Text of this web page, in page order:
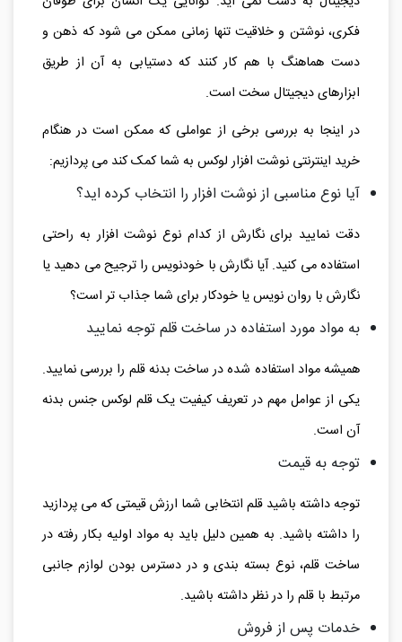
فکری، نوشتن و خلاقیت تنها زمانی ممکن می شود که ذهن و
دست هماهنگ با هم کار کنند که دستیابی به آن از طریق
ابزارهای دیجیتال سخت است.
در اینجا به بررسی برخی از عواملی که ممکن است در هنگام
خرید اینترنتی نوشت افزار لوکس به شما کمک کند می پردازیم:
آیا نوع مناسبی از نوشت افزار را انتخاب کرده اید؟
دقت نمایید برای نگارش از کدام نوع نوشت افزار به راحتی
استفاده می کنید. آیا نگارش با خودنویس را ترجیح می دهید یا
نگارش با روان نویس یا خودکار برای شما جذاب تر است؟
به مواد مورد استفاده در ساخت قلم توجه نمایید
همیشه مواد استفاده شده در ساخت بدنه قلم را بررسی نمایید.
یکی از عوامل مهم در تعریف کیفیت یک قلم لوکس جنس بدنه
آن است.
توجه به قیمت
توجه داشته باشید قلم انتخابی شما ارزش قیمتی که می پردازید
را داشته باشید. به همین دلیل باید به مواد اولیه بکار رفته در
ساخت قلم، نوع بسته بندی و در دسترس بودن لوازم جانبی
مرتبط با قلم را در نظر داشته باشید.
خدمات پس از فروش